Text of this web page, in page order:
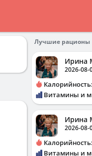
Лучшие рационы
Ирина
2026-08-
Калорийность:
Витамины и
Ирина
2026-08-
Калорийность:
Витамины и